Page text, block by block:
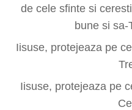
de cele sfinte si
bune si sa-
Iisuse, protejeaza pe
Iisuse, protejeaza pe